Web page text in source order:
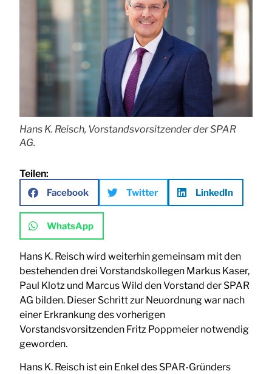
Hans K. Reisch, Vorstandsvorsitzender der SPAR
AG.
Teilen:
Facebook Twitter LinkedIn
WhatsApp
Hans K. Reisch wird weiterhin gemeinsam mit den
bestehenden drei Vorstandskollegen Markus Kaser,
Paul Klotz und Marcus Wild den Vorstand der SPAR
AG bilden. Dieser Schritt zur Neuordnung war nach
einer Erkrankung des vorherigen
Vorstandsvorsitzenden Fritz Poppmeier notwendig
geworden.
Hans K. Reisch ist ein Enkel des SPAR-Gründers